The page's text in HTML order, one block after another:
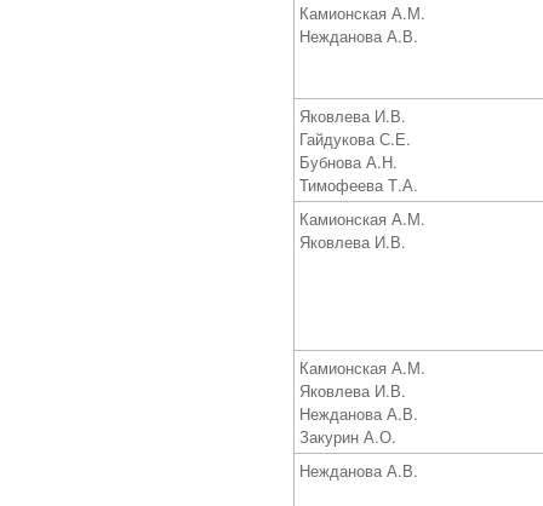
Камионская А.М.
Нежданова А.В.
Яковлева И.В.
Гайдукова С.Е.
Бубнова А.Н.
Тимофеева Т.А.
Камионская А.М.
Яковлева И.В.
Камионская А.М.
Яковлева И.В.
Нежданова А.В.
Закурин А.О.
Нежданова А.В.